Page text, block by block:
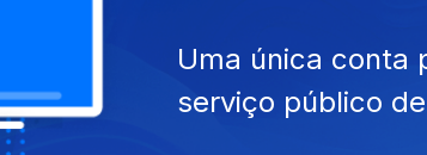
Uma única conta
serviço público